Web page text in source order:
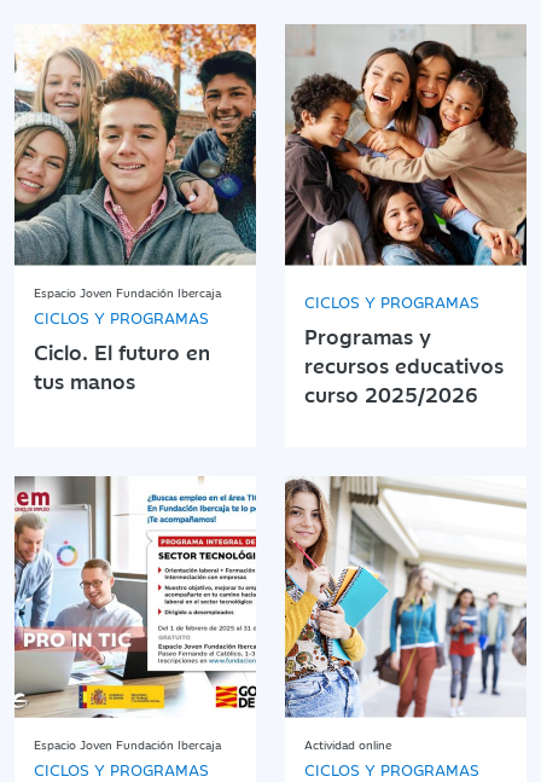
Espacio Joven Fundación Ibercaja
CICLOS Y PROGRAMAS
Ciclo. El futuro en
tus manos
CICLOS Y PROGRAMAS
Programas y
recursos educativos
curso 2025/2026
Espacio Joven Fundación Ibercaja
CICLOS Y PROGRAMAS
Actividad online
CICLOS Y PROGRAMAS